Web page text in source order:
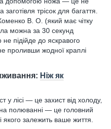
трісок для багаття.
В. О. (який має чітку
можна за 30 секунд
підійде до яскравого
проливши жодної краплі
Ніж як
у лісі — це захист від холоду,
полюванні — це головний
якого залежить ваше життя.